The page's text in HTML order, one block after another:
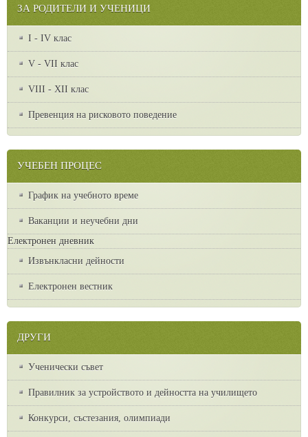
ЗА РОДИТЕЛИ И УЧЕНИЦИ
I - IV клас
V - VII клас
VІІІ - ХІІ клас
Превенция на рисковото поведение
УЧЕБЕН ПРОЦЕС
График на учебното време
Ваканции и неучебни дни
Електронен дневник
Извънкласни дейности
Електронен вестник
ДРУГИ
Ученически съвет
Правилник за устройството и дейността на училището
Конкурси, състезания, олимпиади